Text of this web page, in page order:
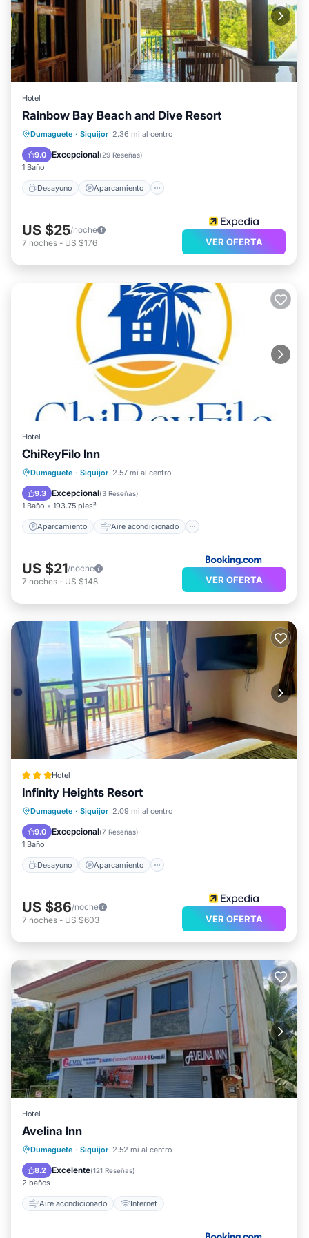
Hotel
Rainbow Bay Beach and Dive Resort
Dumaguete · Siquijor 2.36 mi al centro
9.0 Excepcional(29 Reseñas)
1 Baño
Desayuno Aparcamiento
Desayuno Aparcamiento
Balcón/Terraza
US $25/noche
7 noches - US $176 VER OFERTA
Hotel
ChiReyFilo Inn
Dumaguete · Siquijor 2.57 mi al centro
9.3 Excepcional(3 Reseñas)
1 Baño 193.75 pies²
Aparcamiento Aire acondicionado
Aparcamiento
Aire acondicionado
Internet
Se admiten mascotas
US $21/noche
7 noches - US $148 VER OFERTA
Hotel
Infinity Heights Resort
Dumaguete · Siquijor 2.09 mi al centro
9.0 Excepcional(7 Reseñas)
1 Baño
Desayuno Aparcamiento
Desayuno Aparcamiento
Spa
US $86/noche
7 noches - US $603 VER OFERTA
Hotel
Avelina Inn
Dumaguete · Siquijor 2.52 mi al centro
8.2 Excelente(121 Reseñas)
2 baños
Aire acondicionado Internet
Aire acondicionado